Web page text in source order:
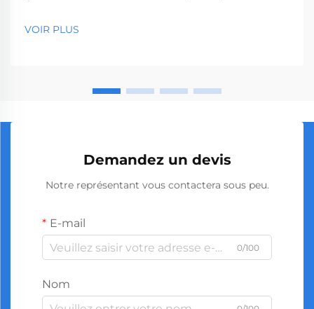
quincailleries aux sociétés de construction. Avec la
VOIR PLUS
Demandez un devis
Notre représentant vous contactera sous peu.
E-mail
0/100
Nom